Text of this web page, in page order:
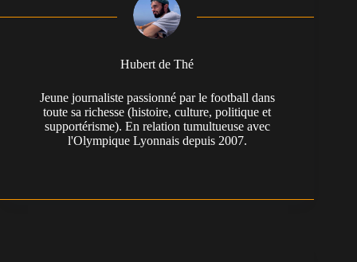
Hubert de Thé
Jeune journaliste passionné par le football dans
toute sa richesse (histoire, culture, politique et
supportérisme). En relation tumultueuse avec
l'Olympique Lyonnais depuis 2007.